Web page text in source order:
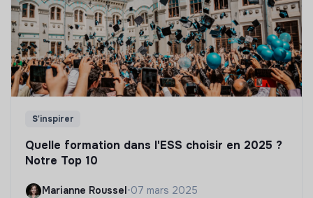
S'inspirer
Quelle formation dans l'ESS choisir en 2025 ?
Notre Top 10
Marianne Roussel •07 mars 2025